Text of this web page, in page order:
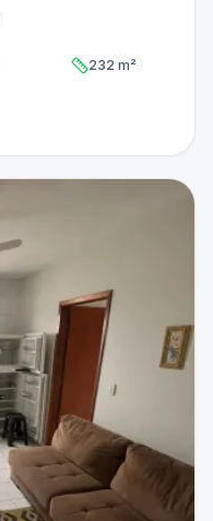
232 m²